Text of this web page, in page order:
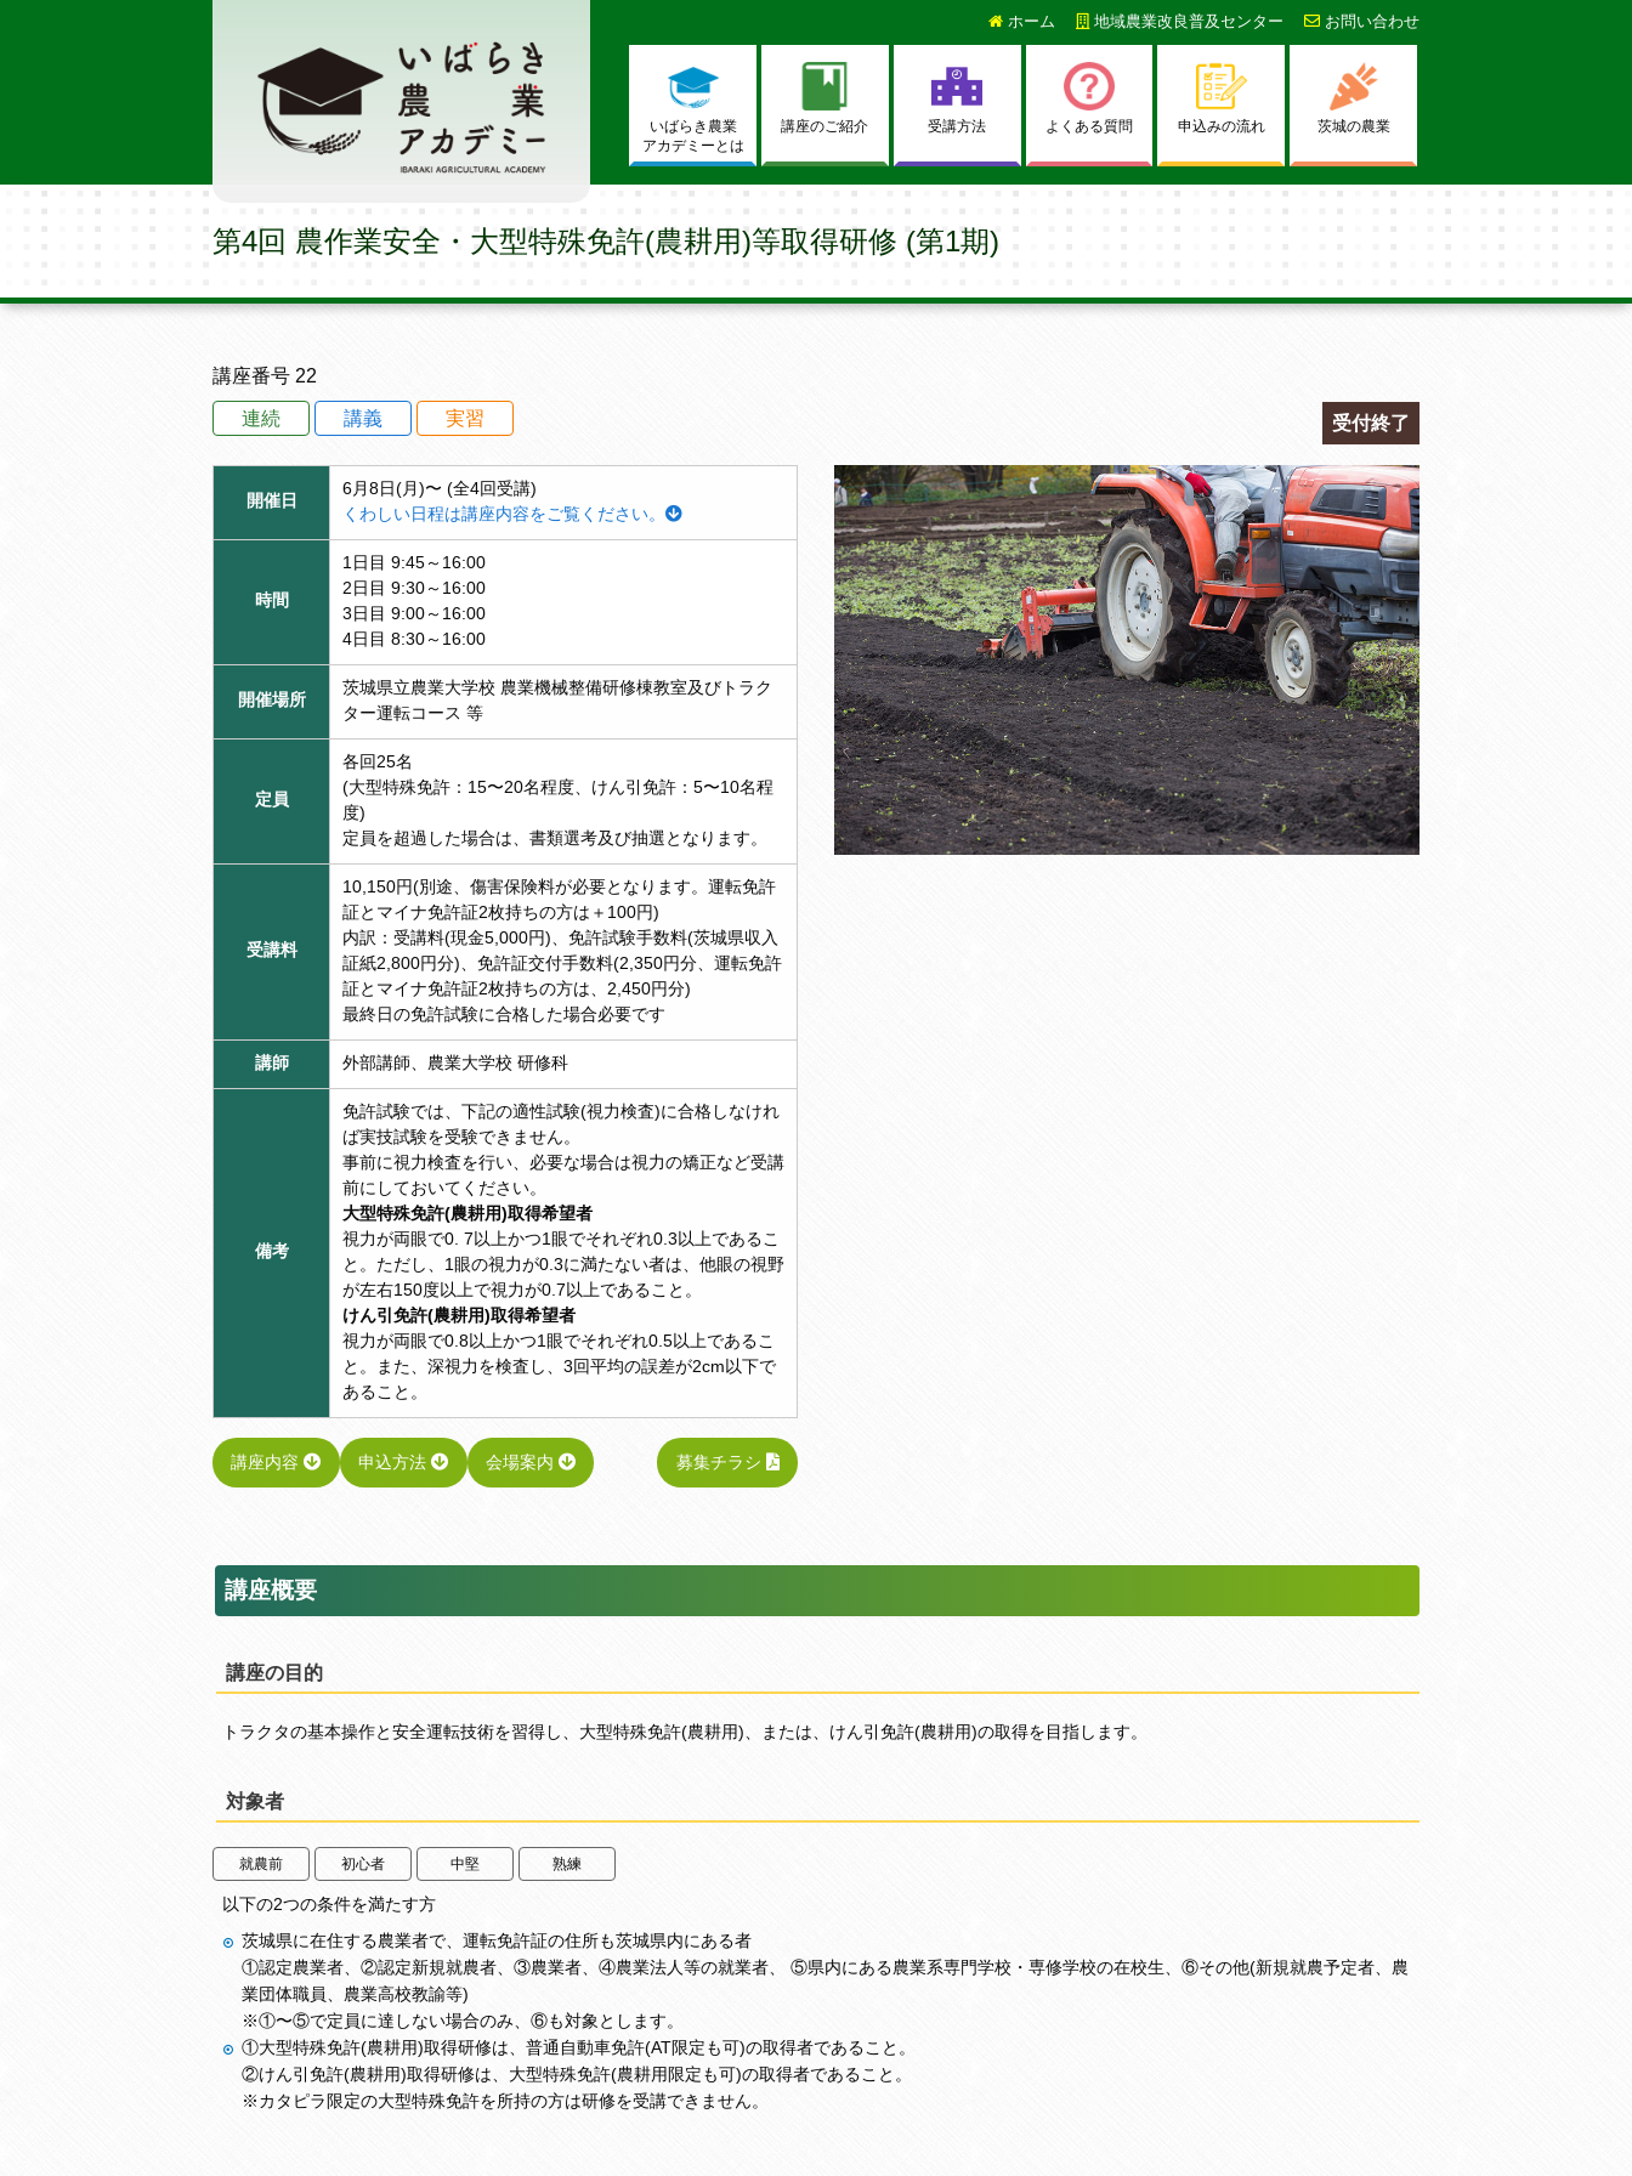
ホーム 地域農業改良普及センター お問い合わせ
いばらき農業
アカデミーとは
講座のご紹介 受講方法 よくある質問 申込みの流れ 茨城の農業
第4回 農作業安全・大型特殊免許(農耕用)等取得研修 (第1期)
講座番号 22
受付終了
連続 講義 実習
開催日
6月8日(月)〜 (全4回受講)
くわしい日程は講座内容をご覧ください。
時間
1日目 9:45～16:00
2日目 9:30～16:00
3日目 9:00～16:00
4日目 8:30～16:00
開催場所
茨城県立農業大学校 農業機械整備研修棟教室及びトラク
ター運転コース 等
定員
各回25名
(大型特殊免許：15〜20名程度、けん引免許：5〜10名程
度)
定員を超過した場合は、書類選考及び抽選となります。
受講料
10,150円(別途、傷害保険料が必要となります。運転免許
証とマイナ免許証2枚持ちの方は＋100円)
内訳：受講料(現金5,000円)、免許試験手数料(茨城県収入
証紙2,800円分)、免許証交付手数料(2,350円分、運転免許
証とマイナ免許証2枚持ちの方は、2,450円分)
最終日の免許試験に合格した場合必要です
講師 外部講師、農業大学校 研修科
備考
免許試験では、下記の適性試験(視力検査)に合格しなけれ
ば実技試験を受験できません。
事前に視力検査を行い、必要な場合は視力の矯正など受講
前にしておいてください。
大型特殊免許(農耕用)取得希望者
視力が両眼で0. 7以上かつ1眼でそれぞれ0.3以上であるこ
と。ただし、1眼の視力が0.3に満たない者は、他眼の視野
が左右150度以上で視力が0.7以上であること。
けん引免許(農耕用)取得希望者
視力が両眼で0.8以上かつ1眼でそれぞれ0.5以上であるこ
と。また、深視力を検査し、3回平均の誤差が2cm以下で
あること。
講座内容 申込方法 会場案内 募集チラシ
講座概要
講座の目的
トラクタの基本操作と安全運転技術を習得し、大型特殊免許(農耕用)、または、けん引免許(農耕用)の取得を目指します。
対象者
就農前 初心者 中堅 熟練
以下の2つの条件を満たす方
茨城県に在住する農業者で、運転免許証の住所も茨城県内にある者
①認定農業者、②認定新規就農者、③農業者、④農業法人等の就業者、 ⑤県内にある農業系専門学校・専修学校の在校生、⑥その他(新規就農予定者、農
業団体職員、農業高校教諭等)
※①〜⑤で定員に達しない場合のみ、⑥も対象とします。
①大型特殊免許(農耕用)取得研修は、普通自動車免許(AT限定も可)の取得者であること。
②けん引免許(農耕用)取得研修は、大型特殊免許(農耕用限定も可)の取得者であること。
※カタピラ限定の大型特殊免許を所持の方は研修を受講できません。